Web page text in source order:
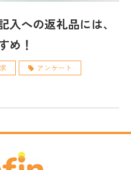
への返礼品には、
め！
アンケート